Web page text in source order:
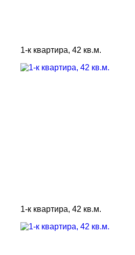
1-к квартира, 42 кв.м.
1-к квартира, 42 кв.м.